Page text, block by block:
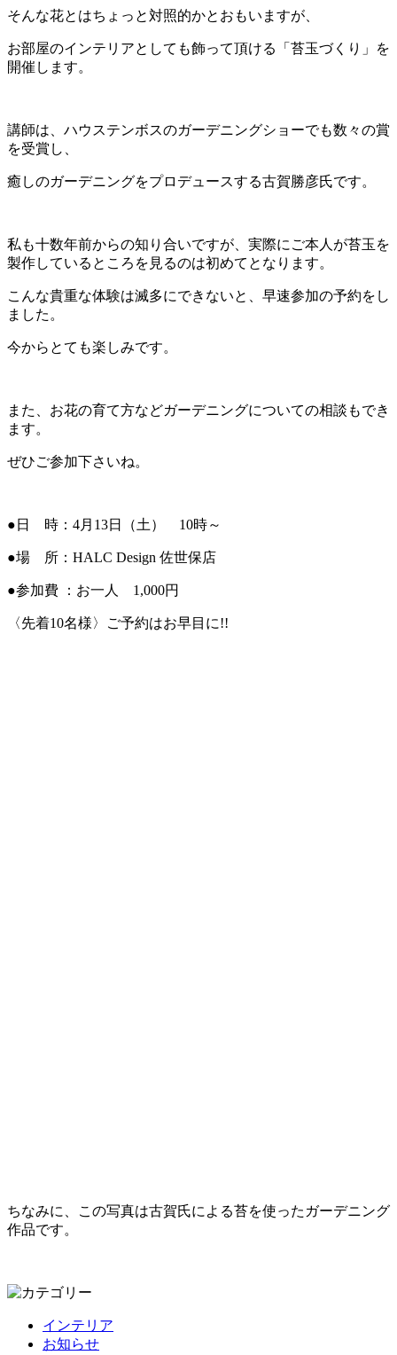
そんな花とはちょっと対照的かとおもいますが、
お部屋のインテリアとしても飾って頂ける「苔玉づくり」を
開催します。
講師は、ハウステンボスのガーデニングショーでも数々の賞
を受賞し、
癒しのガーデニングをプロデュースする古賀勝彦氏です。
私も十数年前からの知り合いですが、実際にご本人が苔玉を
製作しているところを見るのは初めてとなります。
こんな貴重な体験は滅多にできないと、早速参加の予約をし
ました。
今からとても楽しみです。
また、お花の育て方などガーデニングについての相談もでき
ます。
ぜひご参加下さいね。
●日 時：4月13日（土） 10時～
●場 所：HALC Design 佐世保店
●参加費 ：お一人 1,000円
〈先着10名様〉ご予約はお早目に!!
ちなみに、この写真は古賀氏による苔を使ったガーデニング
作品です。
インテリア
お知らせ